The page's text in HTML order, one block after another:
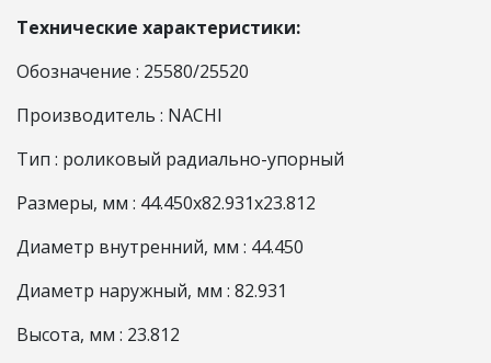
Технические характеристики:
Обозначение : 25580/25520
Производитель : NACHI
Тип : роликовый радиально-упорный
Размеры, мм : 44.450x82.931x23.812
Диаметр внутренний, мм : 44.450
Диаметр наружный, мм : 82.931
Высота, мм : 23.812